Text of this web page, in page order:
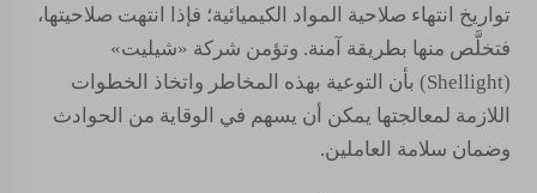
تواريخ انتهاء صلاحية المواد الكيميائية؛ فإذا انتهت صلاحيتها،
فتخلَّص منها بطريقة آمنة. وتؤمن شركة «شيليت»
(Shellight) بأن التوعية بهذه المخاطر واتخاذ الخطوات
اللازمة لمعالجتها يمكن أن يسهم في الوقاية من الحوادث
وضمان سلامة العاملين.